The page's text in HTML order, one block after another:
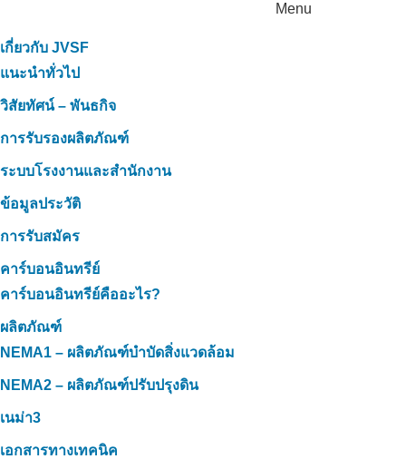
Menu
เกี่ยวกับ JVSF
แนะนำทั่วไป
วิสัยทัศน์ – พันธกิจ
การรับรองผลิตภัณฑ์
ระบบโรงงานและสำนักงาน
ข้อมูลประวัติ
การรับสมัคร
คาร์บอนอินทรีย์
คาร์บอนอินทรีย์คืออะไร?
ผลิตภัณฑ์
NEMA1 – ผลิตภัณฑ์บำบัดสิ่งแวดล้อม
NEMA2 – ผลิตภัณฑ์ปรับปรุงดิน
เนม่า3
เอกสารทางเทคนิค